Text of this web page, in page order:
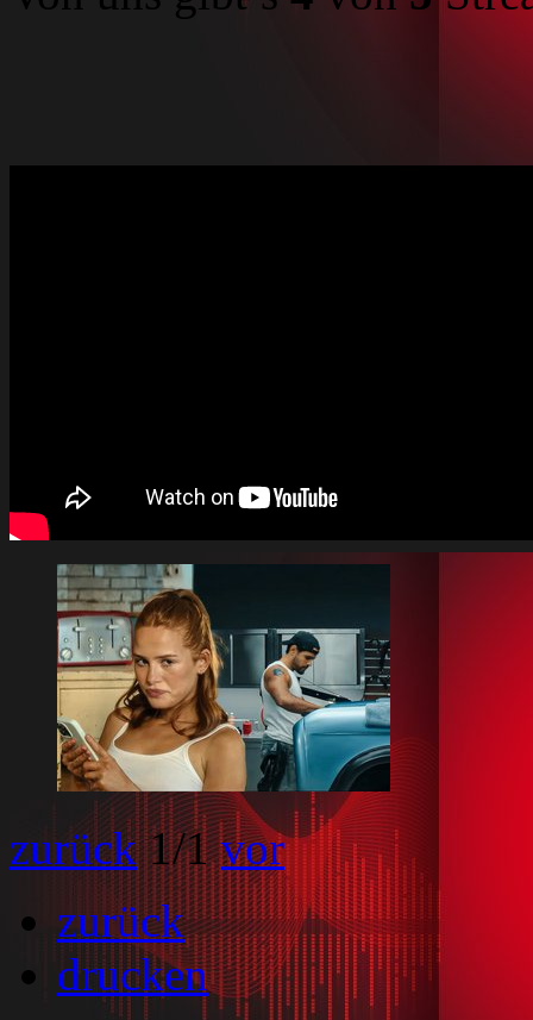
zurück 1/1vor
zurück
drucken